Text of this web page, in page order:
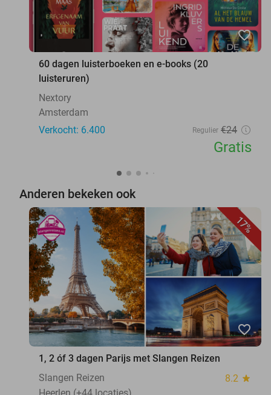
favorite_border
60 dagen luisterboeken en e-books (20
luisteruren)
Nextory
Amsterdam
Verkocht: 6.400
Regulier €24
Gratis
Anderen bekeken ook
17%
favorite_border
1, 2 óf 3 dagen Parijs met Slangen Reizen
Slangen Reizen
8.2 star